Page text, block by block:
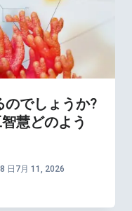
でしょうか?
慧どのよう
日 7月 11, 2026